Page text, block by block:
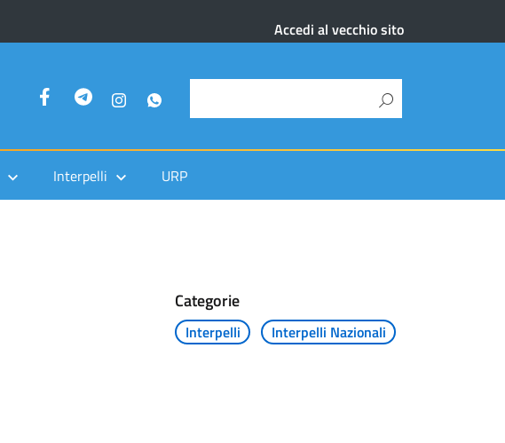
Accedi al vecchio sito
Interpelli URP
Categorie
Interpelli Interpelli Nazionali